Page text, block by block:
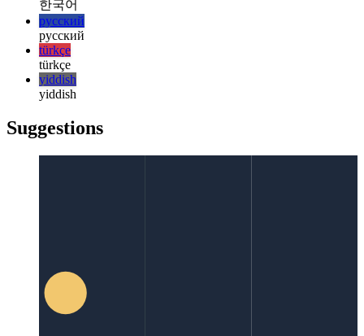
日本語
한국어
한국어
русский
русский
türkçe
türkçe
yiddish
yiddish